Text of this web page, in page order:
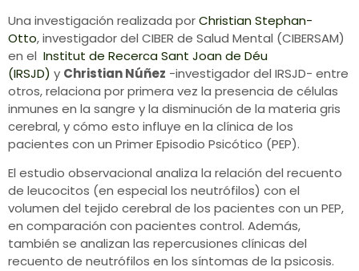
Una investigación realizada porChristian Stephan-
Otto, investigador del CIBER de Salud Mental (CIBERSAM)
en el Institut de Recerca Sant Joan de Déu
(IRSJD) y Christian Núñez -investigador del IRSJD- entre
otros, relaciona por primera vez la presencia de células
inmunes en la sangre y la disminución de la materia gris
cerebral, y cómo esto influye en la clínica de los
pacientes con un Primer Episodio Psicótico (PEP).
El estudio observacional analiza la relación del recuento
de leucocitos (en especial los neutrófilos) con el
volumen del tejido cerebral de los pacientes con un PEP,
en comparación con pacientes control. Además,
también se analizan las repercusiones clínicas del
recuento de neutrófilos en los síntomas de la psicosis.